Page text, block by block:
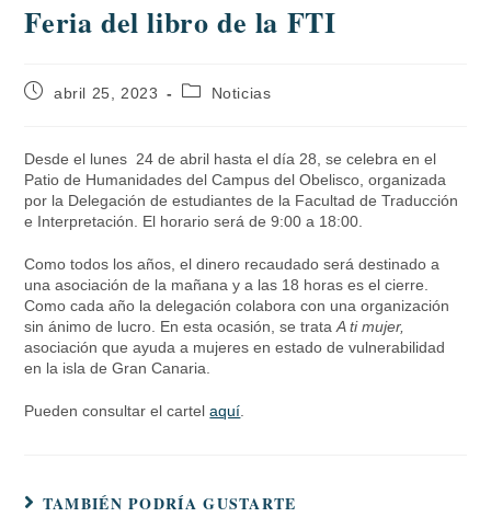
Feria del libro de la FTI
abril 25, 2023 Noticias
Desde el lunes 24 de abril hasta el día 28, se celebra en el
Patio de Humanidades del Campus del Obelisco, organizada
por la Delegación de estudiantes de la Facultad de Traducción
e Interpretación. El horario será de 9:00 a 18:00.
Como todos los años, el dinero recaudado será destinado a
una asociación de la mañana y a las 18 horas es el cierre.
Como cada año la delegación colabora con una organización
sin ánimo de lucro. En esta ocasión, se trataA ti mujer,
asociación que ayuda a mujeres en estado de vulnerabilidad
en la isla de Gran Canaria.
Pueden consultar el cartelaquí.
TAMBIÉN PODRÍA GUSTARTE